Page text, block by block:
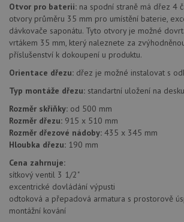
Otvor pro baterii: na spodní straně má dřez 4
otvory průměru 35 mm pro umístění baterie,
dávkovače saponátu. Tyto otvory je možné
vrtákem 35 mm, který naleznete za
příslušenství k dokoupení u produktu.
Orientace dřezu: dřez je možné instalovat s
Typ montáže dřezu: standartní uložení na
Rozměr skříňky: od 500 mm
Rozměr dřezu: 915 x 510 mm
Rozměr dřezové nádoby: 435 x 345 mm
Hloubka dřezu: 190 mm
Cena zahrnuje:
sítkový ventil 3 1/2"
excentrické dovládání výpusti
odtoková a přepadová armatura s prostorově
montážní kování
Nezbytně nutné soubory
Soubory cílení
Funkční
Nezařazené soubory
Nezbytně nutné soubory cookie umožňují
funkce webových stránek, jako je přihlášení
uživatele a správa účtu. Webové stránky
nezbytně nutných souborů cookie správně
Název
udid